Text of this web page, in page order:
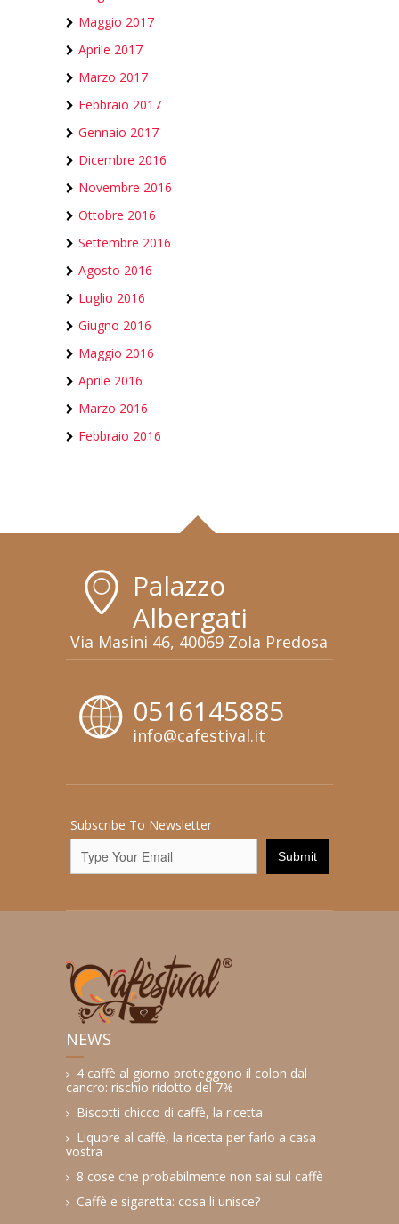
Maggio 2017
Aprile 2017
Marzo 2017
Febbraio 2017
Gennaio 2017
Dicembre 2016
Novembre 2016
Ottobre 2016
Settembre 2016
Agosto 2016
Luglio 2016
Giugno 2016
Maggio 2016
Aprile 2016
Marzo 2016
Febbraio 2016
Palazzo
Albergati
Via Masini 46, 40069 Zola Predosa
0516145885
info@cafestival.it
Subscribe To Newsletter
NEWS
4 caffè al giorno proteggono il colon dal
cancro: rischio ridotto del 7%
Biscotti chicco di caffè, la ricetta
Liquore al caffè, la ricetta per farlo a casa
vostra
8 cose che probabilmente non sai sul caffè
Caffè e sigaretta: cosa li unisce?